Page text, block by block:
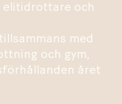
elitidrottare och
med
och gym,
året